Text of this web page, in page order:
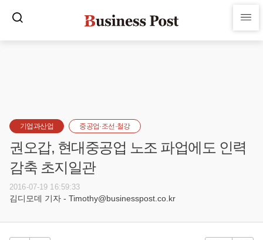
기업과산업 중공업·조선·철강
권오갑, 현대중공업 노조 파업에도 인력
감축 초지일관
2016-07-19 16:59:33
김디모데 기자 - Timothy@businesspost.co.kr